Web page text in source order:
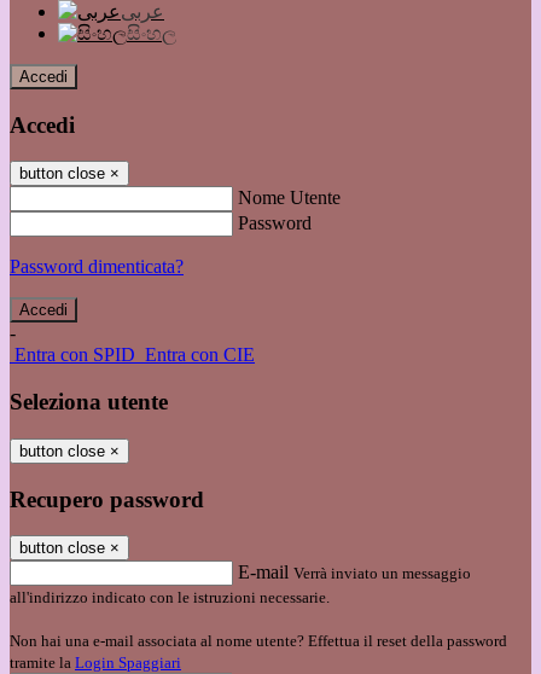
عربى
සිංහල
Accedi
Accedi
button close ×
Nome Utente
Password
Password dimenticata?
-
Entra con SPID Entra con CIE
Seleziona utente
button close ×
Recupero password
button close ×
E-mail Verrà inviato un messaggio
all'indirizzo indicato con le istruzioni necessarie.
Non hai una e-mail associata al nome utente? Effettua il reset della password
tramite la Login Spaggiari